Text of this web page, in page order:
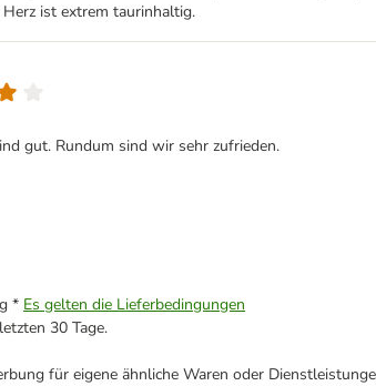
ist extrem taurinhaltig.
gut. Rundum sind wir sehr zufrieden.
* Es gelten die Lieferbedingungen
30 Tage.
für eigene ähnliche Waren oder